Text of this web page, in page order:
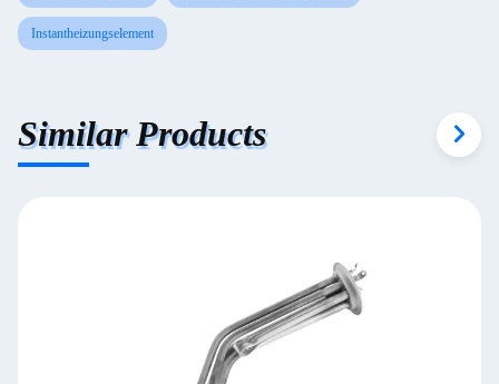
Instantheizungselement
Similar Products